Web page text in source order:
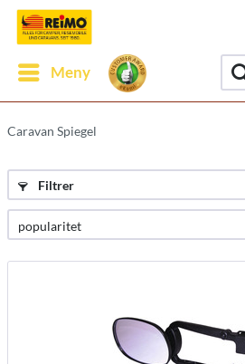
Meny
Caravan Spiegel
Filtrer